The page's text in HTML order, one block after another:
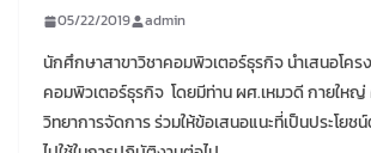
05/22/2019 admin
นักศึกษาสาขาวิชาคอมพิวเตอร์ธุรกิจ นำเสนอโคร
คอมพิวเตอร์ธุรกิจ โดยมีท่าน ผศ.เหมวดี กายใ
วิทยาการจัดการ ร่วมให้ข้อเสนอแนะที่เป็นประโย